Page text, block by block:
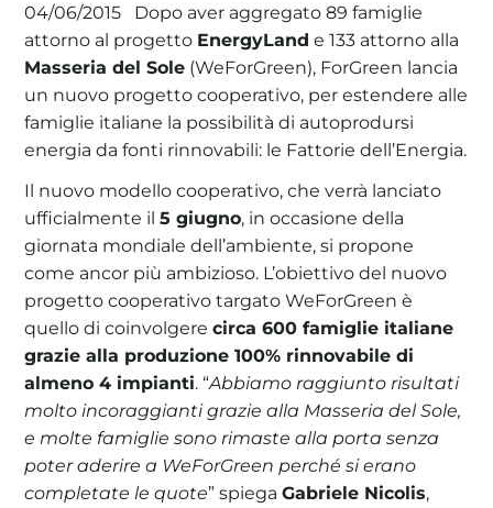
04/06/2015
Dopo aver aggregato 89 famiglie
attorno al progetto EnergyLand e 133 attorno alla
Masseria del Sole (WeForGreen), ForGreen lancia
un nuovo progetto cooperativo, per estendere alle
famiglie italiane la possibilità di autoprodursi
energia da fonti rinnovabili: le Fattorie dell’Energia.
Il nuovo modello cooperativo, che verrà lanciato
ufficialmente il5 giugno, in occasione della
giornata mondiale dell’ambiente, si propone
come ancor più ambizioso. L’obiettivo del nuovo
progetto cooperativo targato WeForGreen è
quello di coinvolgerecirca 600 famiglie italiane
grazie alla produzione 100% rinnovabile di
almeno 4 impianti. “Abbiamo raggiunto risultati
molto incoraggianti grazie alla Masseria del Sole,
e molte famiglie sono rimaste alla porta senza
poter aderire a WeForGreen perché si erano
completate le quote” spiegaGabriele Nicolis,